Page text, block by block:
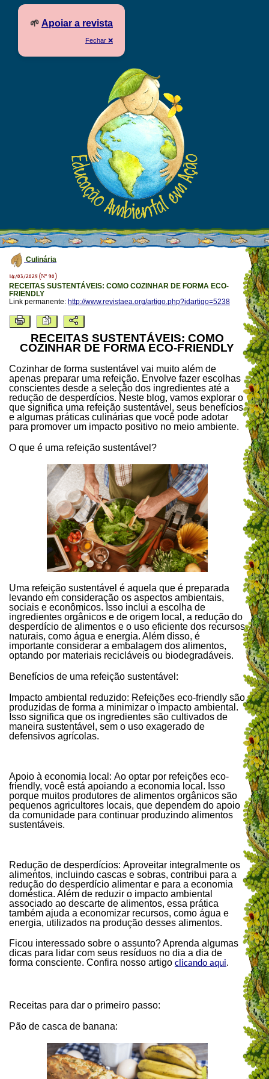
🌱 Apoiar a revista
Fechar ❌
Culinária
14/03/2025 (Nº 90)
RECEITAS SUSTENTÁVEIS: COMO COZINHAR DE FORMA ECO-
FRIENDLY
Link permanente: http://www.revistaea.org/artigo.php?idartigo=5238
RECEITAS SUSTENTÁVEIS: COMO
COZINHAR DE FORMA ECO-FRIENDLY
Cozinhar de forma sustentável vai muito além de
apenas preparar uma refeição. Envolve fazer escolhas
conscientes desde a seleção dos ingredientes até a
redução de desperdícios. Neste blog, vamos explorar o
que significa uma refeição sustentável, seus benefícios
e algumas práticas culinárias que você pode adotar
para promover um impacto positivo no meio ambiente.
O que é uma refeição sustentável?
Uma refeição sustentável é aquela que é preparada
levando em consideração os aspectos ambientais,
sociais e econômicos. Isso inclui a escolha de
ingredientes orgânicos e de origem local, a redução do
desperdício de alimentos e o uso eficiente dos recursos
naturais, como água e energia. Além disso, é
importante considerar a embalagem dos alimentos,
optando por materiais recicláveis ou biodegradáveis.
Benefícios de uma refeição sustentável:
Impacto ambiental reduzido: Refeições eco-friendly são
produzidas de forma a minimizar o impacto ambiental.
Isso significa que os ingredientes são cultivados de
maneira sustentável, sem o uso exagerado de
defensivos agrícolas.
Apoio à economia local: Ao optar por refeições eco-
friendly, você está apoiando a economia local. Isso
porque muitos produtores de alimentos orgânicos são
pequenos agricultores locais, que dependem do apoio
da comunidade para continuar produzindo alimentos
sustentáveis.
Redução de desperdícios: Aproveitar integralmente os
alimentos, incluindo cascas e sobras, contribui para a
redução do desperdício alimentar e para a economia
doméstica. Além de reduzir o impacto ambiental
associado ao descarte de alimentos, essa prática
também ajuda a economizar recursos, como água e
energia, utilizados na produção desses alimentos.
Ficou interessado sobre o assunto? Aprenda algumas
dicas para lidar com seus resíduos no dia a dia de
forma consciente. Confira nosso artigo clicando aqui.
Receitas para dar o primeiro passo:
Pão de casca de banana: